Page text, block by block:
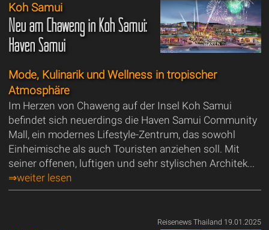
Koh Samui
Neu am Chaweng in Koh Samui:
Haven Samui
Mode, Kulinarik und Wellness in tropischer
Atmosphäre
Im Herzen von Chaweng auf der Insel Koh Samui
befindet sich neuerdings die Haven Samui Community
Mall, ein modernes Lifestyle-Zentrum, das sowohl
Einheimische als auch Touristen anziehen soll. Mit
seiner offenen, luftigen und sehr stylischen Architek...
⇒weiter lesen
Reisenews Thailand 19.01.2025